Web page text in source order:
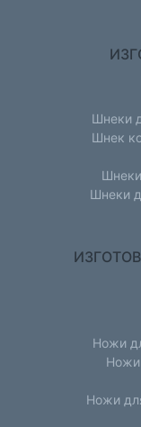
Шнеки
Шнек
Шнеки
Ножи
Ножи
Ножи